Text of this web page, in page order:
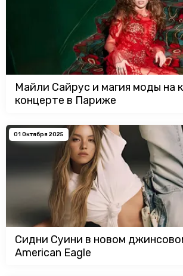
Майли Сайрус и магия моды на
концерте в Париже
01 Октября 2025
Сидни Суини в новом
American Eagle